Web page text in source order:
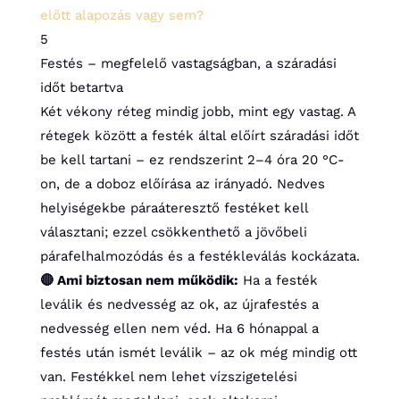
előtt alapozás vagy sem?
5
Festés – megfelelő vastagságban, a száradási
időt betartva
Két vékony réteg mindig jobb, mint egy vastag. A
rétegek között a festék által előírt száradási időt
be kell tartani – ez rendszerint 2–4 óra 20 °C-
on, de a doboz előírása az irányadó. Nedves
helyiségekbe páraáteresztő festéket kell
választani; ezzel csökkenthető a jövőbeli
párafelhalmozódás és a festékleválás kockázata.
🔴 Ami biztosan nem működik: Ha a festék
leválik és nedvesség az ok, az újrafestés a
nedvesség ellen nem véd. Ha 6 hónappal a
festés után ismét leválik – az ok még mindig ott
van. Festékkel nem lehet vízszigetelési